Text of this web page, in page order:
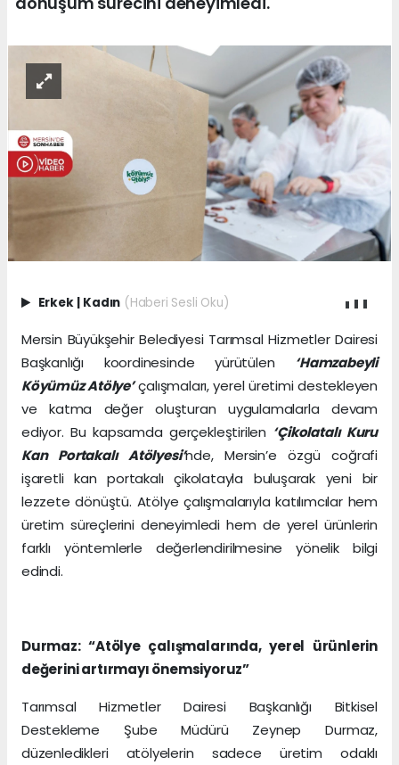
Erkek | Kadın (Haberi Sesli Oku)
Mersin Büyükşehir Belediyesi Tarımsal Hizmetler Dairesi
Başkanlığı koordinesinde yürütülen ‘Hamzabeyli
Köyümüz Atölye’çalışmaları, yerel üretimi destekleyen
ve katma değer oluşturan uygulamalarla devam
ediyor. Bu kapsamda gerçekleştirilen ‘Çikolatalı Kuru
Kan Portakalı Atölyesi’nde, Mersin’e özgü coğrafi
işaretli kan portakalı çikolatayla buluşarak yeni bir
lezzete dönüştü. Atölye çalışmalarıyla katılımcılar hem
üretim süreçlerini deneyimledi hem de yerel ürünlerin
farklı yöntemlerle değerlendirilmesine yönelik bilgi
edindi.
Durmaz: “Atölye çalışmalarında, yerel ürünlerin
değerini artırmayı önemsiyoruz”
Tarımsal Hizmetler Dairesi Başkanlığı Bitkisel
Destekleme Şube Müdürü Zeynep Durmaz,
düzenledikleri atölyelerin sadece üretim odaklı